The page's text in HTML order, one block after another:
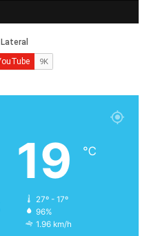
19 ℃
27º - 17º
96%
1.96 km/h